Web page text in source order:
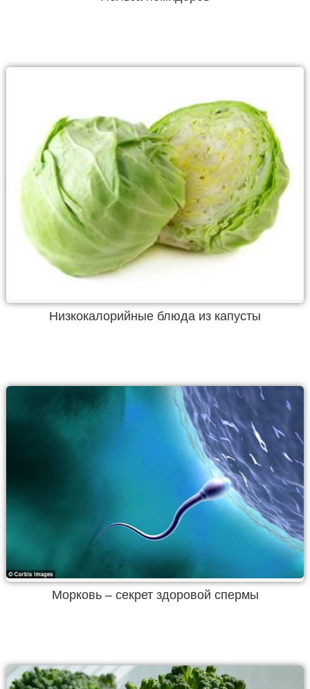
Низкокалорийные блюда из капусты
Морковь – секрет здоровой спермы